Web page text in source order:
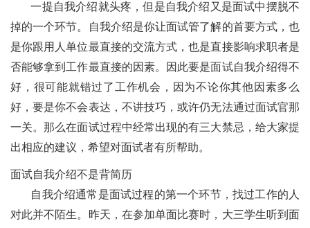
一提自我介绍就头疼，但是自我介绍又是面试中摆脱不
掉的一个环节。自我介绍是你让面试管了解的首要方式，也
是你跟用人单位最直接的交流方式，也是直接影响求职者是
否能够拿到工作最直接的因素。因此要是面试自我介绍得不
好，很可能就错过了工作机会，因为不论你其他因素多么
好，要是你不会表达，不讲技巧，或许仍无法通过面试官那
一关。那么在面试过程中经常出现的有三大禁忌，给大家提
出相应的建议，希望对面试者有所帮助。
面试自我介绍不是背简历
自我介绍通常是面试过程的第一个环节，找过工作的人
对此并不陌生。昨天，在参加单面比赛时，大三学生听到面